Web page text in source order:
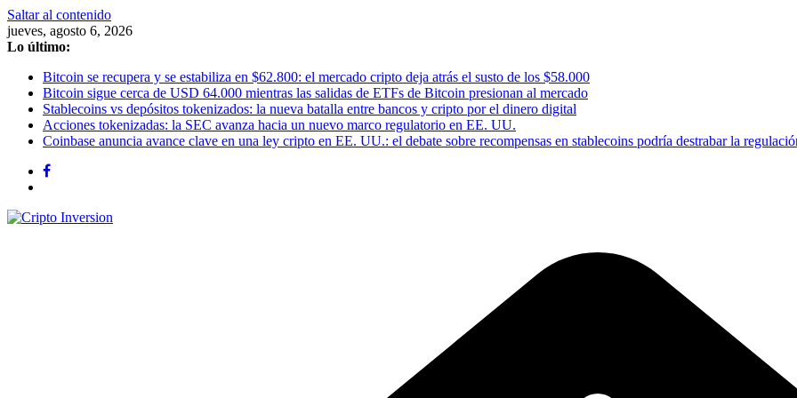
Saltar al contenido
jueves, agosto 6, 2026
Lo último:
Bitcoin se recupera y se estabiliza en $62.800: el mercado cripto deja atrás el susto de los $58.000
Bitcoin sigue cerca de USD 64.000 mientras las salidas de ETFs de Bitcoin presionan al mercado
Stablecoins vs depósitos tokenizados: la nueva batalla entre bancos y cripto por el dinero digital
Acciones tokenizadas: la SEC avanza hacia un nuevo marco regulatorio en EE. UU.
Coinbase anuncia avance clave en una ley cripto en EE. UU.: el debate sobre recompensas en stablecoins podría destrabar la